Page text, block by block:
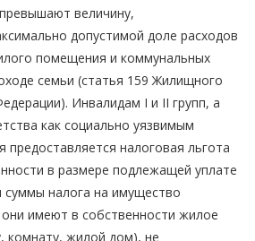
величину,
допустимой доле расходов
помещения и коммунальных
семьи (статья 159 Жилищного
Инвалидам I и II групп, а
как социально уязвимым
предоставляется налоговая льгота
в размере подлежащей уплате
налога на имущество
они имеют в собственности жилое
комнату, жилой дом), не